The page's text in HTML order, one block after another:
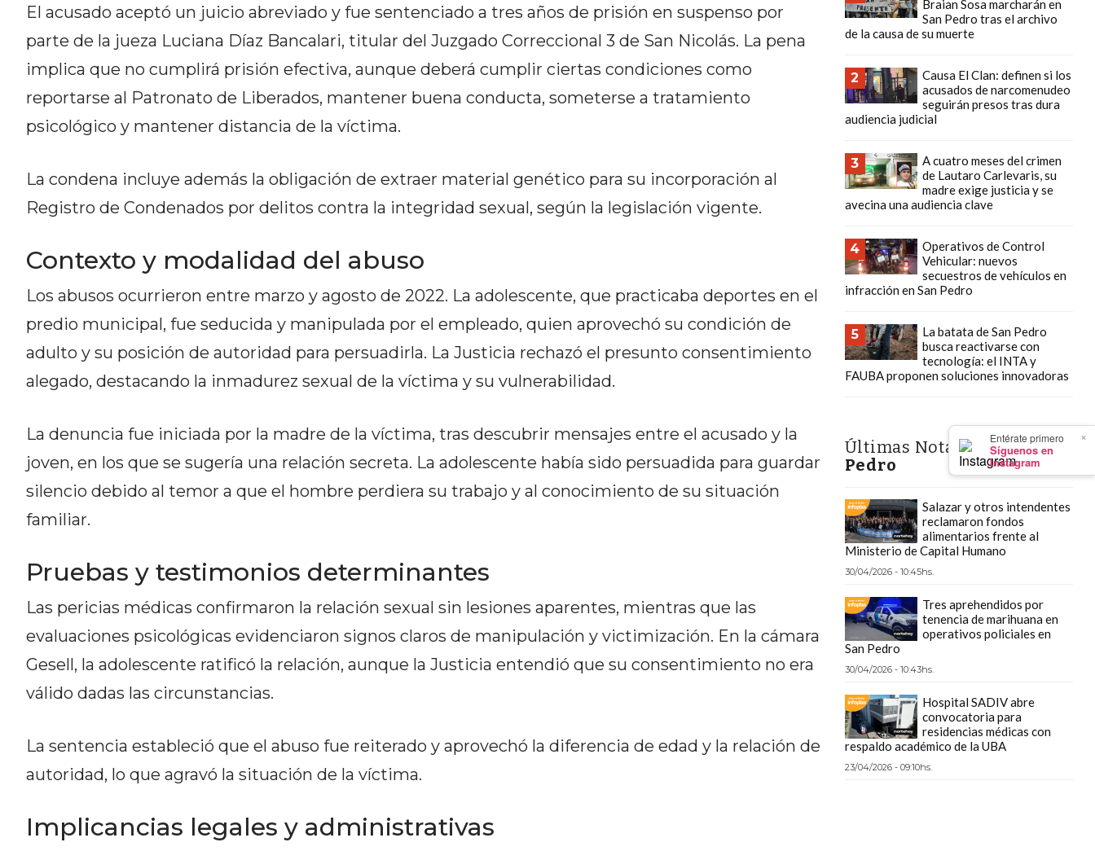
×
Entérate primero
Síguenos en
Instagram
AYUDA
TÉRMINOS
Y
POLÍTICAS
PRIVACIDAD
MAPA
DIARIO
TAPA
DIA
DIARIO
REPORTERO
DE
MEDIOS
INFOPBA
NORTE
HOY
CLAVE
PERGAMINO
NOTICIAS
DE
NOTICIAS
El acusado aceptó un juicio abreviado y fue sentenciado a tres años de prisión en suspenso por
parte de la jueza Luciana Díaz Bancalari, titular del Juzgado Correccional 3 de San Nicolás. La pena
implica que no cumplirá prisión efectiva, aunque deberá cumplir ciertas condiciones como
reportarse al Patronato de Liberados, mantener buena conducta, someterse a tratamiento
psicológico y mantener distancia de la víctima.
La condena incluye además la obligación de extraer material genético para su incorporación al
Registro de Condenados por delitos contra la integridad sexual, según la legislación vigente.
Contexto y modalidad del abuso
Los abusos ocurrieron entre marzo y agosto de 2022. La adolescente, que practicaba deportes en el
predio municipal, fue seducida y manipulada por el empleado, quien aprovechó su condición de
adulto y su posición de autoridad para persuadirla. La Justicia rechazó el presunto consentimiento
alegado, destacando la inmadurez sexual de la víctima y su vulnerabilidad.
La denuncia fue iniciada por la madre de la víctima, tras descubrir mensajes entre el acusado y la
joven, en los que se sugería una relación secreta. La adolescente había sido persuadida para guardar
silencio debido al temor a que el hombre perdiera su trabajo y al conocimiento de su situación
familiar.
Pruebas y testimonios determinantes
Las pericias médicas confirmaron la relación sexual sin lesiones aparentes, mientras que las
evaluaciones psicológicas evidenciaron signos claros de manipulación y victimización. En la cámara
Gesell, la adolescente ratificó la relación, aunque la Justicia entendió que su consentimiento no era
válido dadas las circunstancias.
La sentencia estableció que el abuso fue reiterado y aprovechó la diferencia de edad y la relación de
autoridad, lo que agravó la situación de la víctima.
Implicancias legales y administrativas
Braian Sosa marcharán en
San Pedro tras el archivo
de la causa de su muerte
2
Causa El Clan: definen si los
acusados de narcomenudeo
seguirán presos tras dura
audiencia judicial
3
A cuatro meses del crimen
de Lautaro Carlevaris, su
madre exige justicia y se
avecina una audiencia clave
4
Operativos de Control
Vehicular: nuevos
secuestros de vehículos en
infracción en San Pedro
5
La batata de San Pedro
busca reactivarse con
tecnología: el INTA y
FAUBA proponen soluciones innovadoras
Últimas Notasen San
Pedro
Salazar y otros intendentes
reclamaron fondos
alimentarios frente al
Ministerio de Capital Humano
30/04/2026 - 10:45hs.
Tres aprehendidos por
tenencia de marihuana en
operativos policiales en
San Pedro
30/04/2026 - 10:43hs.
Hospital SADIV abre
convocatoria para
residencias médicas con
respaldo académico de la UBA
23/04/2026 - 09:10hs.